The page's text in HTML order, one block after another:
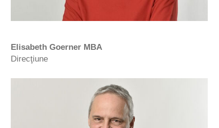
Elisabeth Goerner MBA
Direcţiune